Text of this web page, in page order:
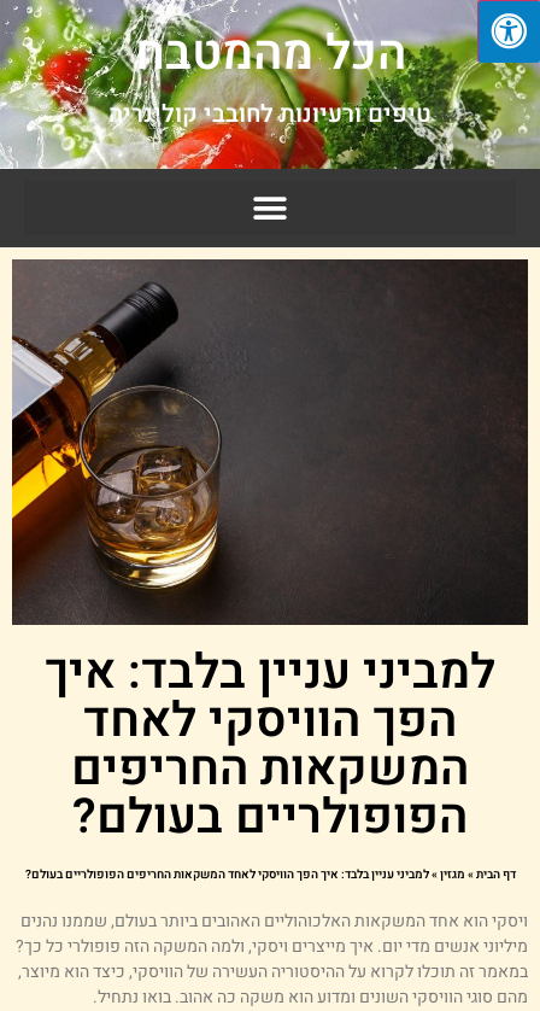
הכל מהמטבח
טיפים ורעיונות לחובבי קולינריה
למביני עניין בלבד: איך
הפך הוויסקי לאחד
המשקאות החריפים
הפופולריים בעולם?
דף הבית»מגזין»למביני עניין בלבד: איך הפך הוויסקי לאחד המשקאות החריפים הפופולריים בעולם?
הוא אחד המשקאות האלכוהוליים האהובים ביותר בעולם, שממנו נהנים
אנשים מדי יום. איך מייצרים ויסקי, ולמה המשקה הזה פופולרי כל כך?
זה תוכלו לקרוא על ההיסטוריה העשירה של הוויסקי, כיצד הוא מיוצר,
סוגי הוויסקי השונים ומדוע הוא משקה כה אהוב. בואו נתחיל.